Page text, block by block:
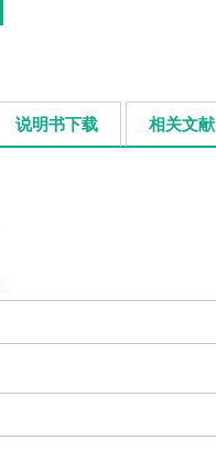
说明书下载 相关文献